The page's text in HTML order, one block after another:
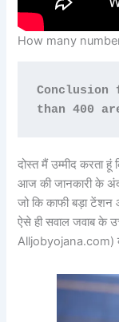
How many
Conclusion
than 400
दोस्त मैं उम्मीद करता हूं
आज की जानकारी के
जो कि काफी बड़ा टेंशन
ऐसे ही सवाल जवाब के
Alljobyojana.com)